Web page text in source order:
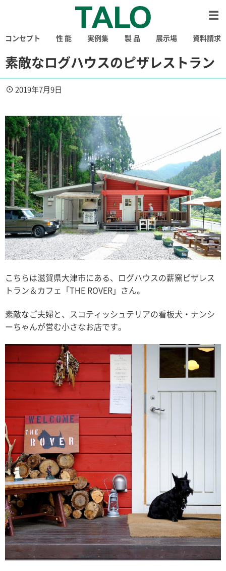
コンセプト 性 能 実例集 製 品 展示場 資料請求
素敵なログハウスのピザレストラン
2019年7月9日
こちらは滋賀県大津市にある、ログハウスの薪窯ピザレス
トラン＆カフェ「THE ROVER」さん。
素敵なご夫婦と、スコティッシュテリアの看板犬・ナンシ
ーちゃんが営む小さなお店です。